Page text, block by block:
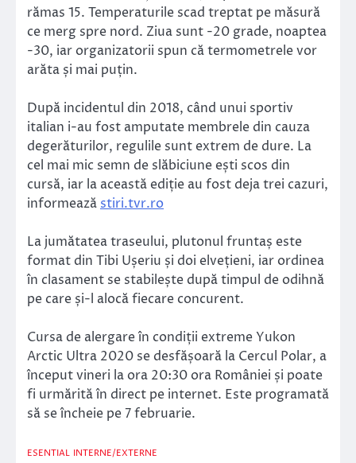
rămas 15. Temperaturile scad treptat pe măsură
ce merg spre nord. Ziua sunt -20 grade, noaptea
-30, iar organizatorii spun că termometrele vor
arăta și mai puțin.
După incidentul din 2018, când unui sportiv
italian i-au fost amputate membrele din cauza
degerăturilor, regulile sunt extrem de dure. La
cel mai mic semn de slăbiciune ești scos din
cursă, iar la această ediție au fost deja trei cazuri,
informează stiri.tvr.ro
La jumătatea traseului, plutonul fruntaș este
format din Tibi Ușeriu și doi elvețieni, iar ordinea
în clasament se stabilește după timpul de odihnă
pe care și-l alocă fiecare concurent.
Cursa de alergare în condiții extreme Yukon
Arctic Ultra 2020 se desfășoară la Cercul Polar, a
început vineri la ora 20:30 ora României și poate
fi urmărită în direct pe internet. Este programată
să se încheie pe 7 februarie.
ESENTIAL INTERNE/EXTERNE